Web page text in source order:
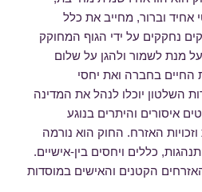
וברור, מחייב את כלל
נחקקים על ידי הגוף המחוקק
מנת לשמור ולהגן על שלום
החיים בחברה ואת יחסי
השלטון יוכלו לנהל את המדינה
איסורים והיתרים בנוגע
האזרח. החוק הוא נורמה
כללים ויחסים בין-אישיים.
הקטנים והאישים במוסדות